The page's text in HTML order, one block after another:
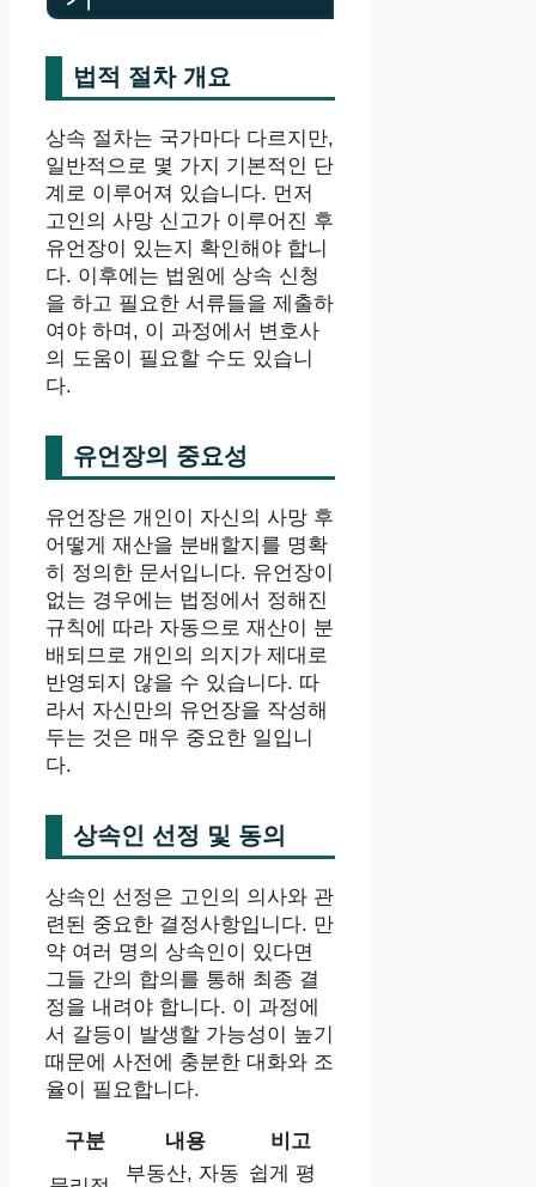
법적 절차 개요
상속 절차는 국가마다 다르지만,
일반적으로 몇 가지 기본적인 단
계로 이루어져 있습니다. 먼저
고인의 사망 신고가 이루어진 후
유언장이 있는지 확인해야 합니
다. 이후에는 법원에 상속 신청
을 하고 필요한 서류들을 제출하
여야 하며, 이 과정에서 변호사
의 도움이 필요할 수도 있습니
다.
유언장의 중요성
유언장은 개인이 자신의 사망 후
어떻게 재산을 분배할지를 명확
히 정의한 문서입니다. 유언장이
없는 경우에는 법정에서 정해진
규칙에 따라 자동으로 재산이 분
배되므로 개인의 의지가 제대로
반영되지 않을 수 있습니다. 따
라서 자신만의 유언장을 작성해
두는 것은 매우 중요한 일입니
다.
상속인 선정 및 동의
상속인 선정은 고인의 의사와 관
련된 중요한 결정사항입니다. 만
약 여러 명의 상속인이 있다면
그들 간의 합의를 통해 최종 결
정을 내려야 합니다. 이 과정에
서 갈등이 발생할 가능성이 높기
때문에 사전에 충분한 대화와 조
율이 필요합니다.
구분 내용
비고
부동산, 자동 쉽게 평